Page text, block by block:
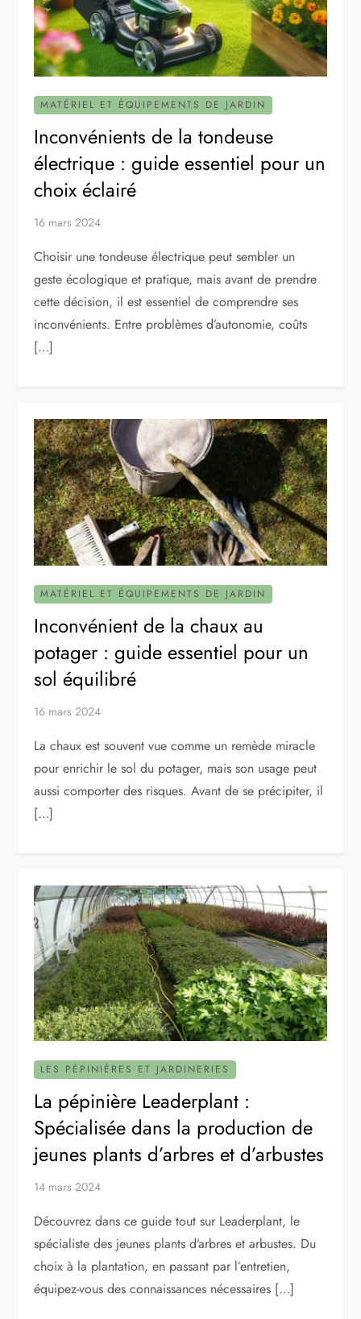
MATÉRIEL ET ÉQUIPEMENTS DE JARDIN
Inconvénients de la tondeuse
électrique : guide essentiel pour un
choix éclairé
16 mars 2024
Choisir une tondeuse électrique peut sembler un
geste écologique et pratique, mais avant de prendre
cette décision, il est essentiel de comprendre ses
inconvénients. Entre problèmes d’autonomie, coûts
[…]
MATÉRIEL ET ÉQUIPEMENTS DE JARDIN
Inconvénient de la chaux au
potager : guide essentiel pour un
sol équilibré
16 mars 2024
La chaux est souvent vue comme un remède miracle
pour enrichir le sol du potager, mais son usage peut
aussi comporter des risques. Avant de se précipiter, il
[…]
LES PÉPINIÈRES ET JARDINERIES
La pépinière Leaderplant :
Spécialisée dans la production de
jeunes plants d’arbres et d’arbustes
14 mars 2024
Découvrez dans ce guide tout sur Leaderplant, le
spécialiste des jeunes plants d’arbres et arbustes. Du
choix à la plantation, en passant par l’entretien,
équipez-vous des connaissances nécessaires […]